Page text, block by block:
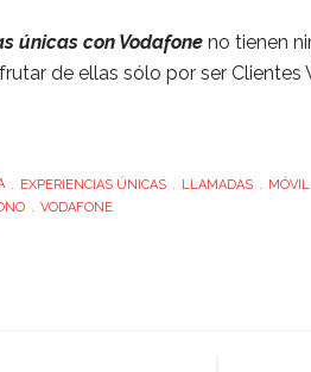
únicas con Vodafone no tienen
de ellas sólo por ser Clientes
EXPERIENCIAS ÚNICAS LLAMADAS MÓVIL
VODAFONE